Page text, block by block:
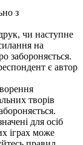
з
чи наступне
на
забороняється.
є автор
творів
для осіб
іграх може